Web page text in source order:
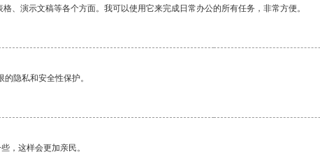
、演示文稿等各个方面。我可以使用它来完成日常办公的所有任务，非常方便。
隐私和安全性保护。
，这样会更加亲民。